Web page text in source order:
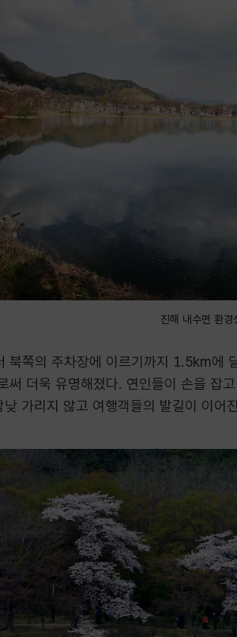
진해 내수면 환경
북쪽의 주차장에 이르기까지 1.5km에
써 더욱 유명해졌다. 연인들이 손을 잡
가리지 않고 여행객들의 발길이 이어